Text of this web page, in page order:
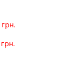
грн.
грн.